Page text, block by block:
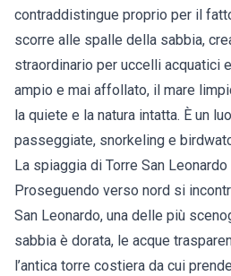
contraddistingue proprio per il
scorre alle spalle della sabbia,
straordinario per uccelli acquatici
ampio e mai affollato, il mare
la quiete e la natura intatta. È un
passeggiate, snorkeling e
La spiaggia di Torre San Leonardo
Proseguendo verso nord si
San Leonardo, una delle più
sabbia è dorata, le acque
l’antica torre costiera da cui